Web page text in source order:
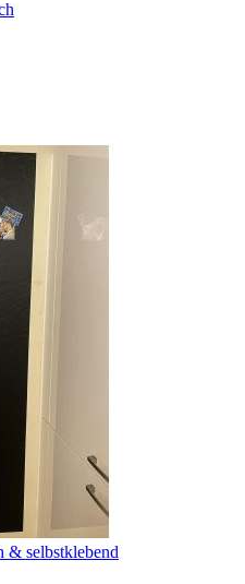
& selbstklebend